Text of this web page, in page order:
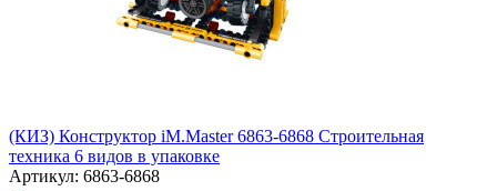
(КИЗ) Конструктор iM.Master 6863-6868 Строительная
техника 6 видов в упаковке
Артикул: 6863-6868